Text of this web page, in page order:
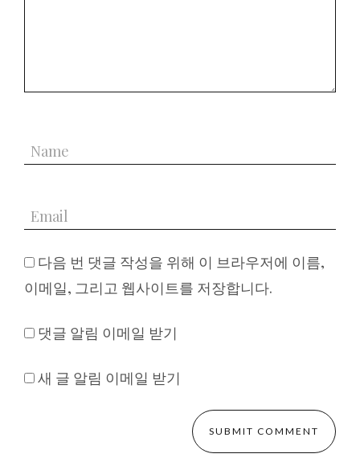
다음 번 댓글 작성을 위해 이 브라우저에 이름,
이메일, 그리고 웹사이트를 저장합니다.
댓글 알림 이메일 받기
새 글 알림 이메일 받기